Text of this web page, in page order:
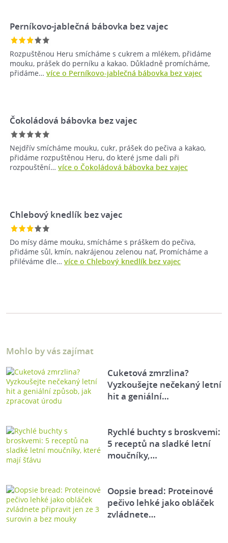
Perníkovo-jablečná bábovka bez vajec
Rozpuštěnou Heru smícháme s cukrem a mlékem, přidáme
mouku, prášek do perníku a kakao. Důkladně promícháme,
přidáme… více o Perníkovo-jablečná bábovka bez vajec
Čokoládová bábovka bez vajec
Nejdřív smícháme mouku, cukr, prášek do pečiva a kakao,
přidáme rozpuštěnou Heru, do které jsme dali při
rozpouštění… více o Čokoládová bábovka bez vajec
Chlebový knedlík bez vajec
Do mísy dáme mouku, smícháme s práškem do pečiva,
přidáme sůl, kmín, nakrájenou zelenou nať, Promícháme a
přiléváme dle… více o Chlebový knedlík bez vajec
Mohlo by vás zajímat
Cuketová zmrzlina?
Vyzkoušejte nečekaný letní
hit a geniální…
Rychlé buchty s broskvemi:
5 receptů na sladké letní
moučníky,…
Oopsie bread: Proteinové
pečivo lehké jako obláček
zvládnete…